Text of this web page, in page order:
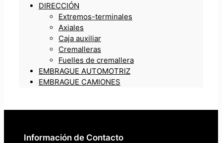
DIRECCIÓN
Extremos-terminales
Axiales
Caja auxiliar
Cremalleras
Fuelles de cremallera
EMBRAGUE AUTOMOTRIZ
EMBRAGUE CAMIONES
Información de Contacto